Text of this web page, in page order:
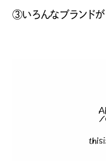
③いろんなブランドが